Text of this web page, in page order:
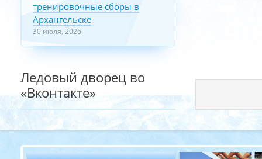
тренировочные сборы в
Архангельске
30 июля, 2026
Ледовый дворец во
«Вконтакте»